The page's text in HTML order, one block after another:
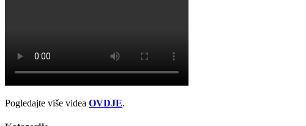
Pogledajte više videa OVDJE.